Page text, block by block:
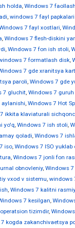
holda, Windows 7
, windows 7 fayl
7 fayl xostlari,
, Windows 7 flesh-diskini
, Windows 7 fon ish stoli,
7 formatlash disk,
7 gde xranitsya
paroli, Windows 7 gde
7 gluchit, Windows 7
aylanishi, Windows 7 Hot
ikkita klaviaturali
yo'q, Windows 7 ish stoli,
qoladi, Windows 7
iso, Windows 7 ISO yuklab
, Windows 7 jonli fon
obnovleniy, Windows
vxod v sistemu, windows
, Windows 7 kalitni
7 kesilgan,
tizimdir,
kogda zakanchivaetsya